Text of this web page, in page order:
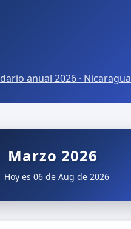
anual 2026 · Nicaragua
Marzo 2026
Hoy es 06 de Aug de 2026